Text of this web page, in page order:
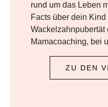
rund um das Leben
Facts über dein Kind
Mamacoaching, bei
ZU DEN